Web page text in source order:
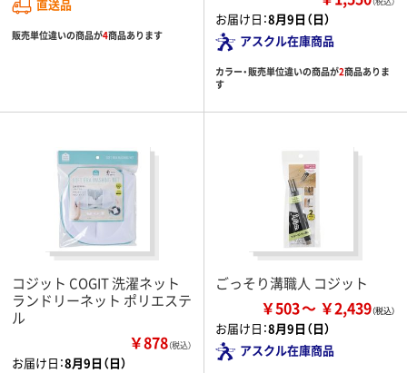
直送品
販売単位違いの商品が4商品あります
お届け日：8月9日（日）
アスクル在庫商品
カラー・販売単位違いの商品が2商品ありま
す
コジット COGIT 洗濯ネット
ランドリーネット ポリエステ
ル
￥878（税込）
お届け日：8月9日（日）
ごっそり溝職人 コジット
￥503 ￥2,439
お届け日：8月9日（日）
アスクル在庫商品